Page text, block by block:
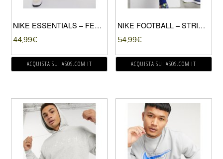
NIKE ESSENTIALS – FELPA GIROCOLLO KAKI VERDE
44,99€
ACQUISTA SU: ASOS.COM IT
NIKE FOOTBALL – STRIKE DRILL – TOP BLU
54,99€
ACQUISTA SU: ASOS.COM IT